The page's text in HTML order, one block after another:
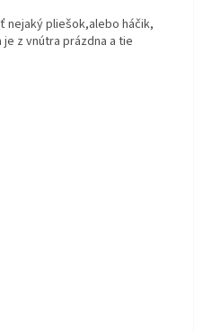
nejaký pliešok,alebo háčik,
je z vnútra prázdna a tie
je 5 z 5 hviezdičiek.
je 5 z 5 hviezdičiek.